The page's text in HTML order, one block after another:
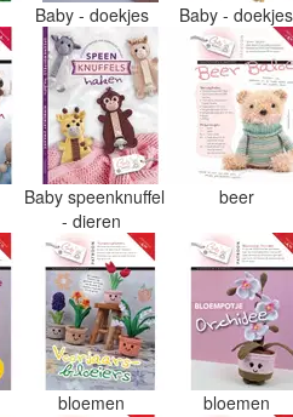
Baby - doekjes Baby -
Baby speenknuffel
- dieren
beer
bloemen bloemen